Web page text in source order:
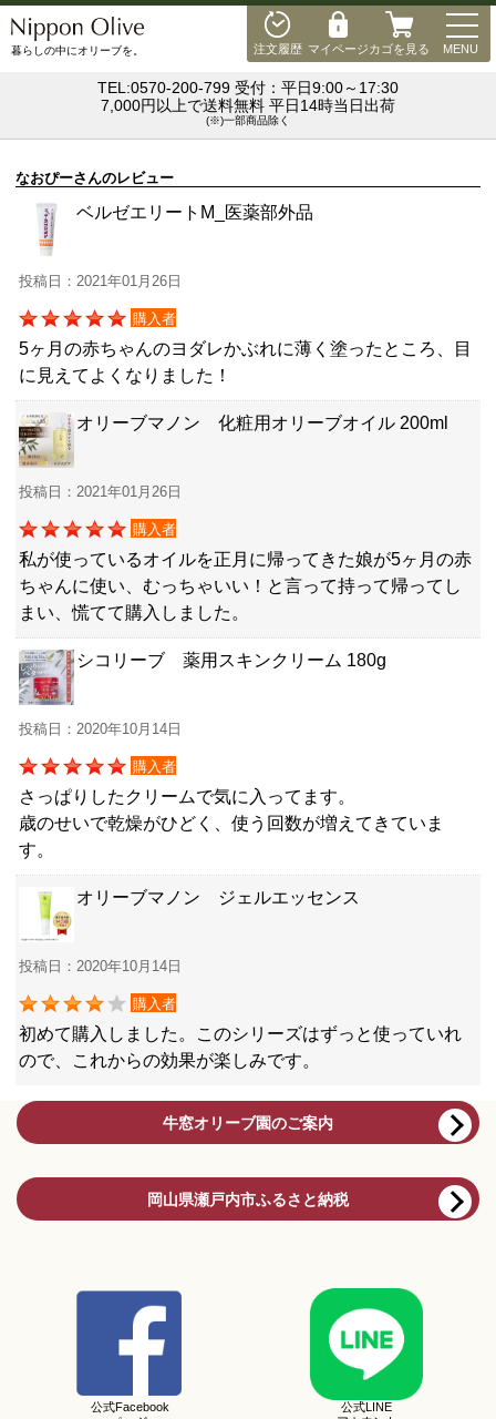
注文履歴 マイページカゴを見る MENU
暮らしの中にオリーブを。
TEL:0570-200-799 受付：平日9:00～17:30
7,000円以上で送料無料 平日14時当日出荷
(※)一部商品除く
なおぴーさんのレビュー
ベルゼエリートM_医薬部外品
投稿日：2021年01月26日
購入者
5ヶ月の赤ちゃんのヨダレかぶれに薄く塗ったところ、目
に見えてよくなりました！
オリーブマノン 化粧用オリーブオイル 200ml
投稿日：2021年01月26日
購入者
私が使っているオイルを正月に帰ってきた娘が5ヶ月の赤
ちゃんに使い、むっちゃいい！と言って持って帰ってし
まい、慌てて購入しました。
シコリーブ 薬用スキンクリーム 180g
投稿日：2020年10月14日
購入者
さっぱりしたクリームで気に入ってます。
歳のせいで乾燥がひどく、使う回数が増えてきていま
す。
オリーブマノン ジェルエッセンス
投稿日：2020年10月14日
購入者
初めて購入しました。このシリーズはずっと使っていれ
ので、これからの効果が楽しみです。
牛窓オリーブ園のご案内
岡山県瀬戸内市ふるさと納税
公式Facebook
公式LINE